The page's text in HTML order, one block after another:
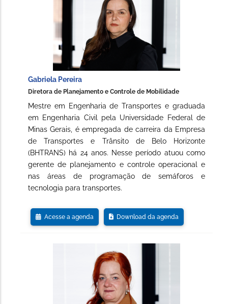
Gabriela Pereira
Diretora de Planejamento e Controle de Mobilidade
Mestre em Engenharia de Transportes e graduada
em Engenharia Civil pela Universidade Federal de
Minas Gerais, é empregada de carreira da Empresa
de Transportes e Trânsito de Belo Horizonte
(BHTRANS) há 24 anos. Nesse período atuou como
gerente de planejamento e controle operacional e
nas áreas de programação de semáforos e
tecnologia para transportes.
Acesse a agenda Download da agenda